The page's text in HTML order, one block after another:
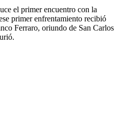
el primer encuentro con la
primer enfrentamiento recibió
Ferraro, oriundo de San Carlos